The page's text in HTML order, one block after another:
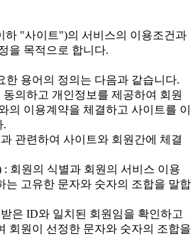
하 "사이트")의 서비스의 이용조건과
을 목적으로 합니다.
한 용어의 정의는 다음과 같습니다.
의하고 개인정보를 제공하여 회원
의 이용계약을 체결하고 사이트를 이
.
관련하여 사이트와 회원간에 체결
회원의 식별과 회원의 서비스 이용
는 고유한 문자와 숫자의 조합을 말합
은 ID와 일치된 회원임을 확인하고
회원이 선정한 문자와 숫자의 조합을